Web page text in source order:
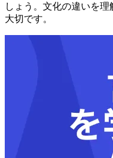
しょう。文化の違いを
大切です。